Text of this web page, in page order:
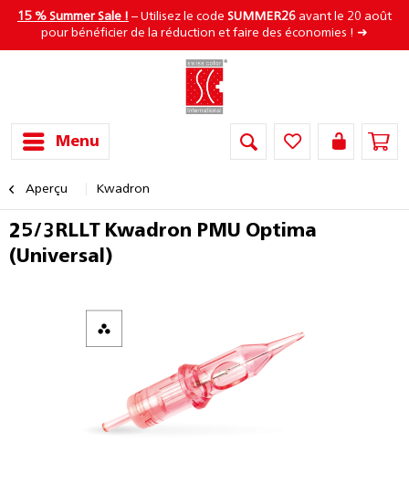
15 % Summer Sale ! – Utilisez le code SUMMER26 avant le 20 août
pour bénéficier de la réduction et faire des économies ! ➜
Menu
Aperçu Kwadron
25/3RLLT Kwadron PMU Optima
(Universal)